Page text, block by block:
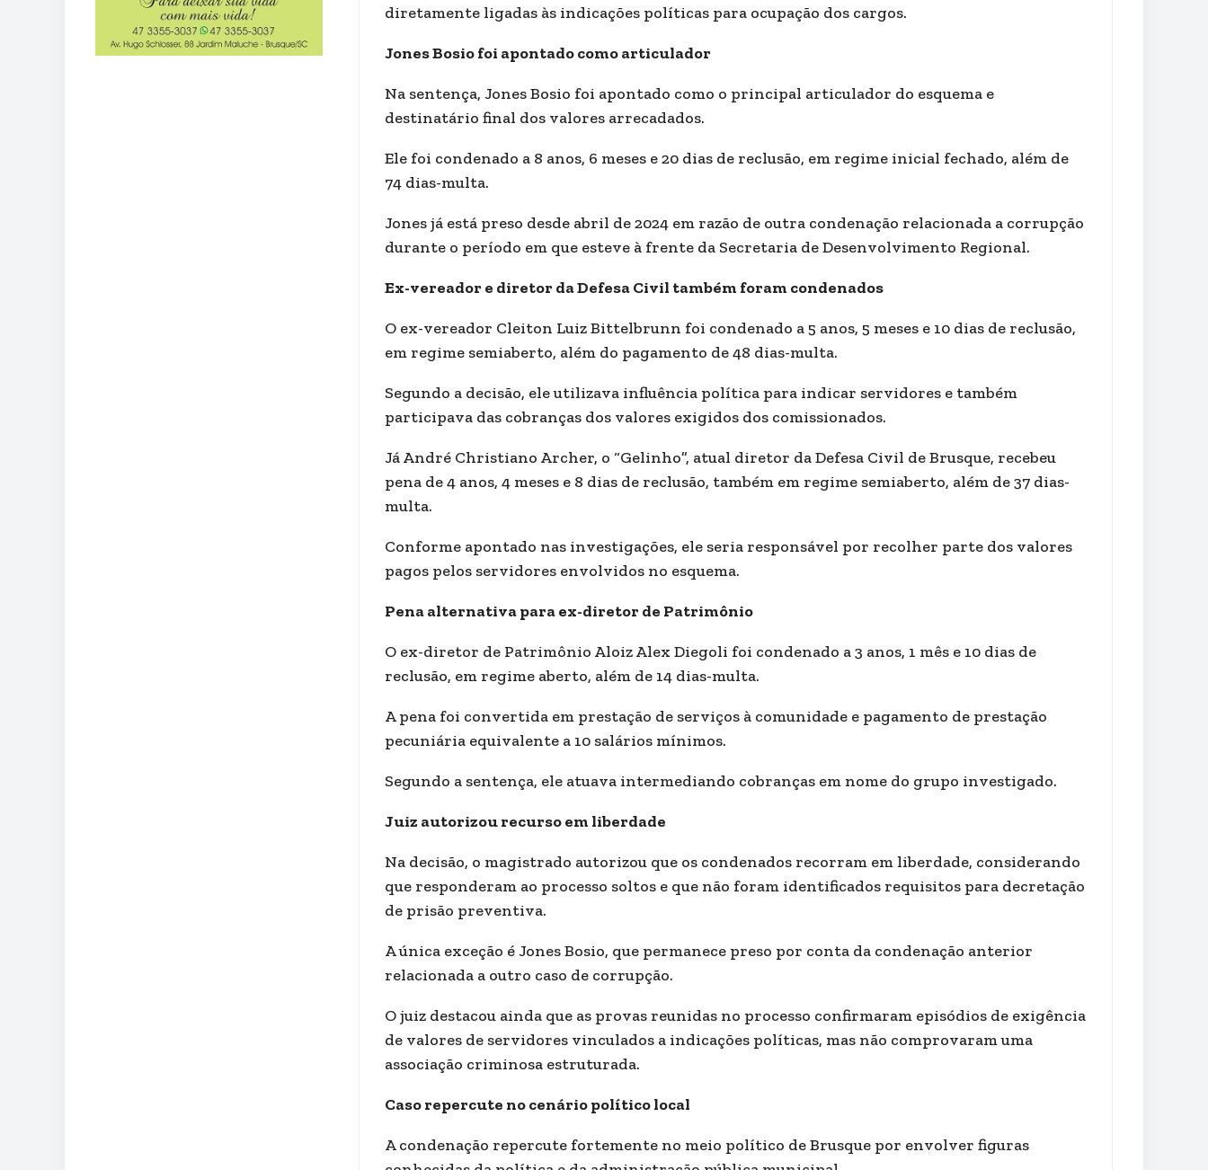
diretamente ligadas às indicações políticas para ocupação dos cargos.
Jones Bosio foi apontado como articulador
Na sentença, Jones Bosio foi apontado como o principal articulador do esquema e
destinatário final dos valores arrecadados.
Ele foi condenado a 8 anos, 6 meses e 20 dias de reclusão, em regime inicial fechado, além de
74 dias-multa.
Jones já está preso desde abril de 2024 em razão de outra condenação relacionada a corrupção
durante o período em que esteve à frente da Secretaria de Desenvolvimento Regional.
Ex-vereador e diretor da Defesa Civil também foram condenados
O ex-vereador Cleiton Luiz Bittelbrunn foi condenado a 5 anos, 5 meses e 10 dias de reclusão,
em regime semiaberto, além do pagamento de 48 dias-multa.
Segundo a decisão, ele utilizava influência política para indicar servidores e também
participava das cobranças dos valores exigidos dos comissionados.
Já André Christiano Archer, o “Gelinho”, atual diretor da Defesa Civil de Brusque, recebeu
pena de 4 anos, 4 meses e 8 dias de reclusão, também em regime semiaberto, além de 37 dias-
multa.
Conforme apontado nas investigações, ele seria responsável por recolher parte dos valores
pagos pelos servidores envolvidos no esquema.
Pena alternativa para ex-diretor de Patrimônio
O ex-diretor de Patrimônio Aloiz Alex Diegoli foi condenado a 3 anos, 1 mês e 10 dias de
reclusão, em regime aberto, além de 14 dias-multa.
A pena foi convertida em prestação de serviços à comunidade e pagamento de prestação
pecuniária equivalente a 10 salários mínimos.
Segundo a sentença, ele atuava intermediando cobranças em nome do grupo investigado.
Juiz autorizou recurso em liberdade
Na decisão, o magistrado autorizou que os condenados recorram em liberdade, considerando
que responderam ao processo soltos e que não foram identificados requisitos para decretação
de prisão preventiva.
A única exceção é Jones Bosio, que permanece preso por conta da condenação anterior
relacionada a outro caso de corrupção.
O juiz destacou ainda que as provas reunidas no processo confirmaram episódios de exigência
de valores de servidores vinculados a indicações políticas, mas não comprovaram uma
associação criminosa estruturada.
Caso repercute no cenário político local
A condenação repercute fortemente no meio político de Brusque por envolver figuras